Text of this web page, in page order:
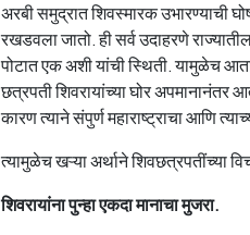
अरबी समुद्रात शिवस्मारक उभारण्याची
रखडवला जातो. ही सर्व उदाहरणे
पोटात एक अशी यांची स्थिती. यामुळेच
छत्रपती शिवरायांच्या घोर
कारण त्याने संपुर्ण महाराष्ट्राचा आणि
त्यामुळेच खऱ्या अर्थाने शिवछत्रपतींच्या
शिवरायांना पुन्हा एकदा मानाचा मुजरा.